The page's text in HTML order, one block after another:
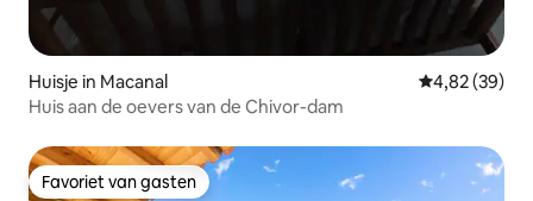
Huisje in Macanal Gemiddelde
4,82 (39)
Huis aan de oevers van de Chivor-dam
Favoriet van gasten
Favoriet van gasten